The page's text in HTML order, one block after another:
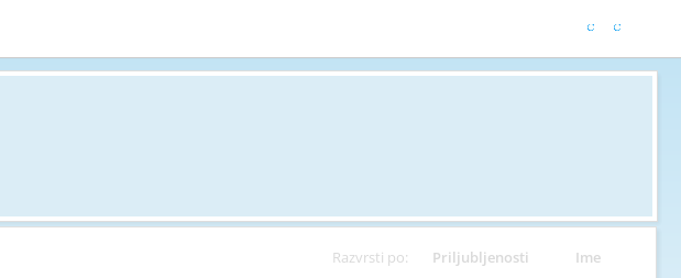
Razvrsti po: Priljubljenosti Ime